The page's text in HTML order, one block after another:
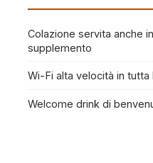
Colazione servita anche
supplemento
Wi-Fi alta velocità in tutta
Welcome drink di